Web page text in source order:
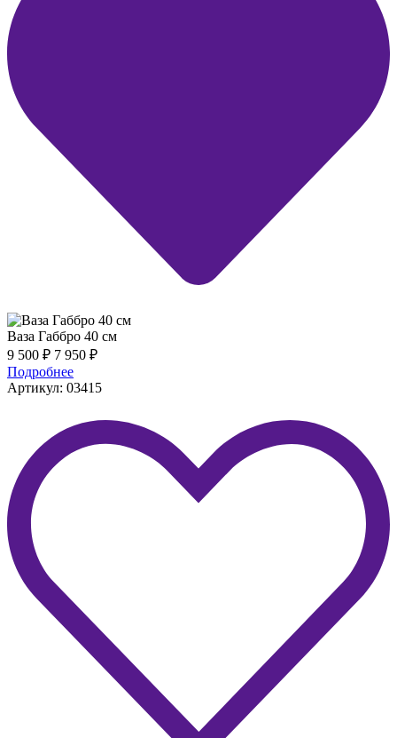
Ваза Габбро 40 см
9 500 ₽ 7 950 ₽
Подробнее
Артикул: 03415